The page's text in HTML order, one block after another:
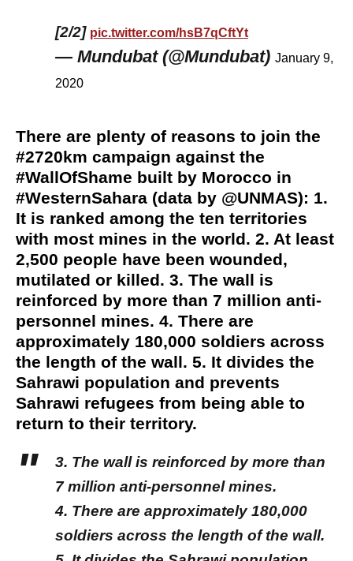
[2/2] pic.twitter.com/hsB7qCftYt
— Mundubat (@Mundubat) January 9,
2020
There are plenty of reasons to join the
#2720km campaign against the
#WallOfShame built by Morocco in
#WesternSahara (data by @UNMAS): 1.
It is ranked among the ten territories
with most mines in the world. 2. At least
2,500 people have been wounded,
mutilated or killed. 3. The wall is
reinforced by more than 7 million anti-
personnel mines. 4. There are
approximately 180,000 soldiers across
the length of the wall. 5. It divides the
Sahrawi population and prevents
Sahrawi refugees from being able to
return to their territory.
3. The wall is reinforced by more than
7 million anti-personnel mines.
4. There are approximately 180,000
soldiers across the length of the wall.